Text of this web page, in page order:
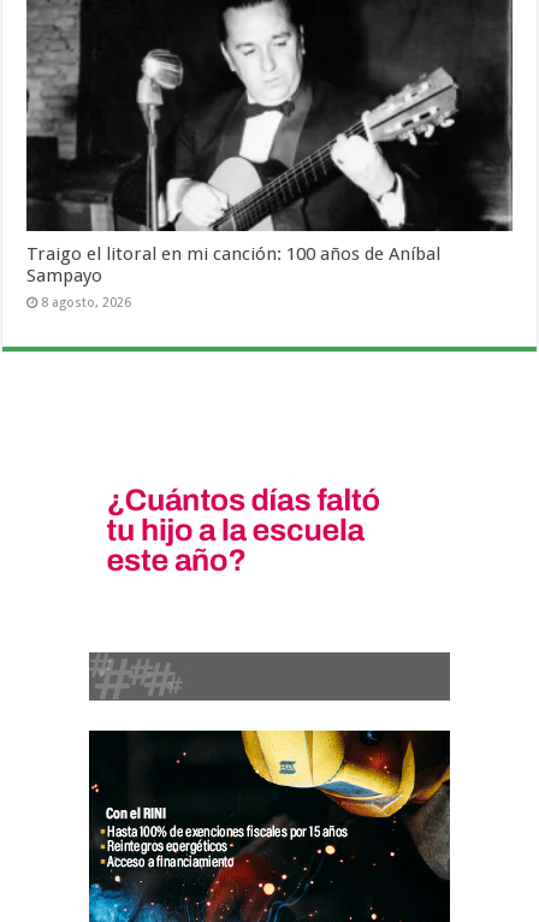
Traigo el litoral en mi canción: 100 años de Aníbal
Sampayo
8 agosto, 2026